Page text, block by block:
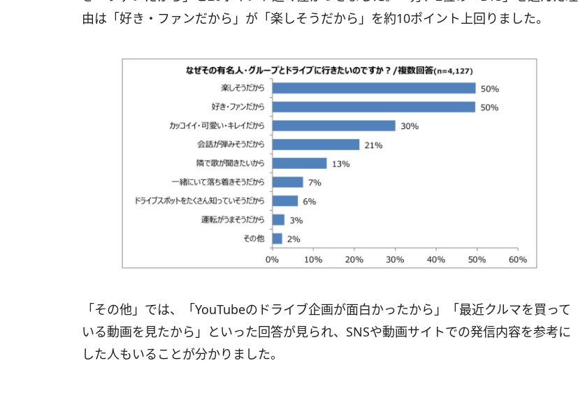
由は「好き・ファンだから」が「楽しそうだから」を約10ポイント上回りました。
「その他」では、「YouTubeのドライブ企画が面白かったから」「最近クルマを買って
いる動画を見たから」といった回答が見られ、SNSや動画サイトでの発信内容を参考に
した人もいることが分かりました。